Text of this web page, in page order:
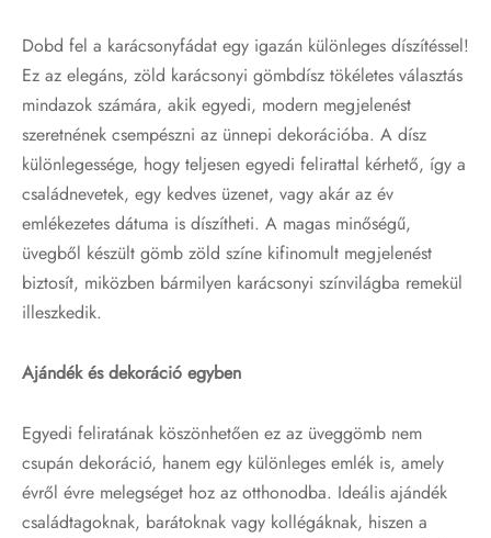
Dobd fel a karácsonyfádat egy igazán különleges díszítéssel!
Ez az elegáns, zöld karácsonyi gömbdísz tökéletes választás
mindazok számára, akik egyedi, modern megjelenést
szeretnének csempészni az ünnepi dekorációba. A dísz
különlegessége, hogy teljesen egyedi felirattal kérhető, így a
családnevetek, egy kedves üzenet, vagy akár az év
emlékezetes dátuma is díszítheti. A magas minőségű,
üvegből készült gömb zöld színe kifinomult megjelenést
biztosít, miközben bármilyen karácsonyi színvilágba remekül
illeszkedik.
Ajándék és dekoráció egyben
Egyedi feliratának köszönhetően ez az üveggömb nem
csupán dekoráció, hanem egy különleges emlék is, amely
évről évre melegséget hoz az otthonodba. Ideális ajándék
családtagoknak, barátoknak vagy kollégáknak, hiszen a